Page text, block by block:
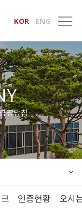
KOR ENG
영방침
인증현황 오시